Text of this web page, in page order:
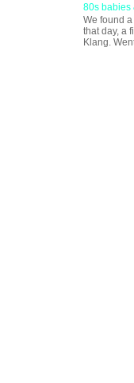
80s babies
We found
that day, a
Klang.